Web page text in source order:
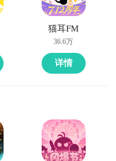
猫耳FM
36.6万
详情